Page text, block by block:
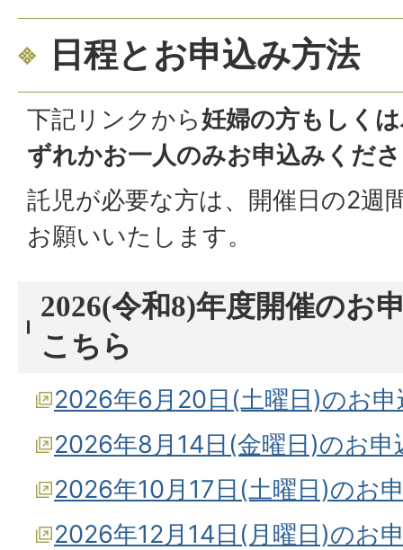
日程とお申込み方法
下記リンクから妊婦の方もしく
ずれかお一人のみお申込みくだ
託児が必要な方は、開催日の2週
お願いいたします。
2026(令和8)年度開催のお
こちら
2026年6月20日(土曜日)のお申
2026年8月14日(金曜日)のお申
2026年10月17日(土曜日)のお
2026年12月14日(月曜日)のお